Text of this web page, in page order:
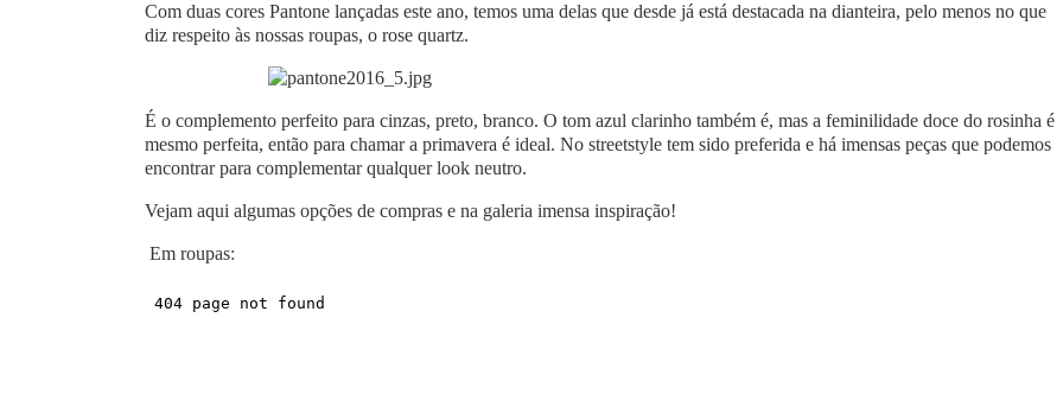
Com duas cores Pantone lançadas este ano, temos uma delas que desde já está destacada na dianteira, pelo menos no que
diz respeito às nossas roupas, o rose quartz.
É o complemento perfeito para cinzas, preto, branco. O tom azul clarinho também é, mas a feminilidade doce do rosinha é
mesmo perfeita, então para chamar a primavera é ideal. No streetstyle tem sido preferida e há imensas peças que podemos
encontrar para complementar qualquer look neutro.
Vejam aqui algumas opções de compras e na galeria imensa inspiração!
Em roupas: